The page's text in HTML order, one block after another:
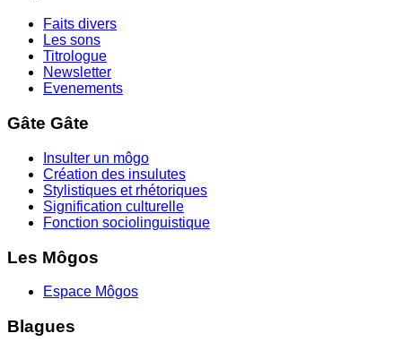
Faits divers
Les sons
Titrologue
Newsletter
Evenements
Gâte Gâte
Insulter un môgo
Création des insulutes
Stylistiques et rhétoriques
Signification culturelle
Fonction sociolinguistique
Les Môgos
Espace Môgos
Blagues